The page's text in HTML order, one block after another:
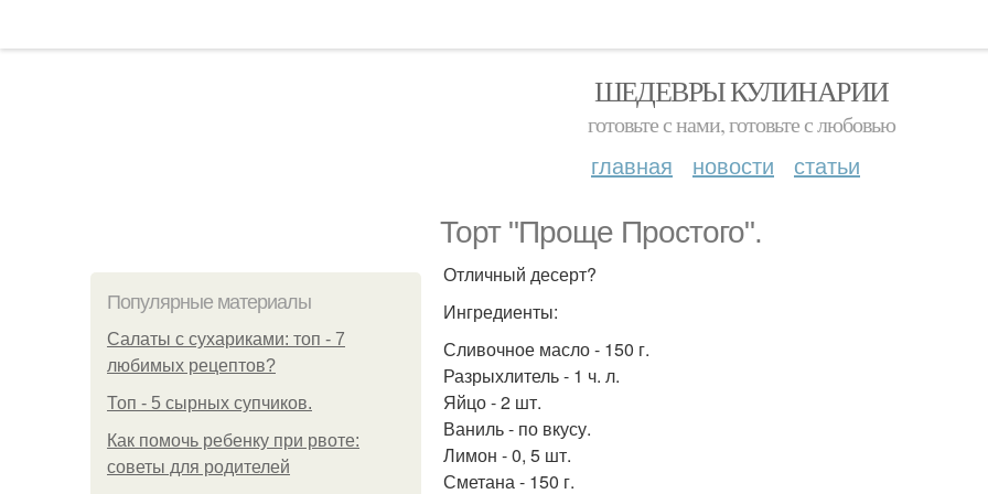
ШЕДЕВРЫ КУЛИНАРИИ
готовьте с нами, готовьте с любовью
главная новости статьи
Торт "Проще Простого".
Популярные материалы
Салаты с сухариками: топ - 7
любимых рецептов?
Топ - 5 сырных супчиков.
Как помочь ребенку при рвоте:
советы для родителей
Отличный десерт?
Ингредиенты:
Сливочное масло - 150 г.
Разрыхлитель - 1 ч. л.
Яйцо - 2 шт.
Ваниль - по вкусу.
Лимон - 0, 5 шт.
Сметана - 150 г.